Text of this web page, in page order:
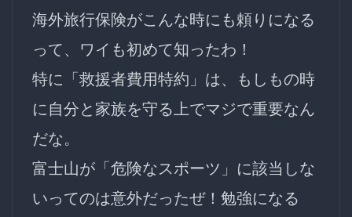
海外旅行保険がこんな時にも頼りになる
って、ワイも初めて知ったわ！
特に「救援者費用特約 」は、
もしもの時
に自分と家族を守る上でマジで重要なん
だな。
富士山が「危険なスポーツ」に該当しな
いってのは意外だったぜ！ 勉強になる